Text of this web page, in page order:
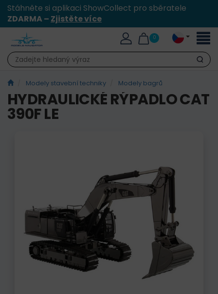
Stáhněte si aplikaci ShowCollect pro sběratele
ZDARMA – Zjistěte více
0
Hledat
Modely stavební techniky Modely bagrů
HYDRAULICKÉ RÝPADLO CAT
390F LE